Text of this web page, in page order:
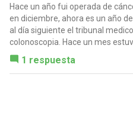
Hace un año fui operada de
en diciembre, ahora es un año
al día siguiente el tribunal
colonoscopia. Hace un mes
1 respuesta